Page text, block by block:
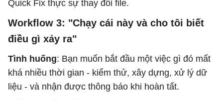
Quick Fix thực sự thay đổi file.
Workflow 3: "Chạy cái này và cho tôi biết
điều gì xảy ra"
Tình huống: Bạn muốn bắt đầu một việc gì đó mất
khá nhiều thời gian - kiểm thử, xây dựng, xử lý dữ
liệu - và nhận được thông báo khi hoàn tất.